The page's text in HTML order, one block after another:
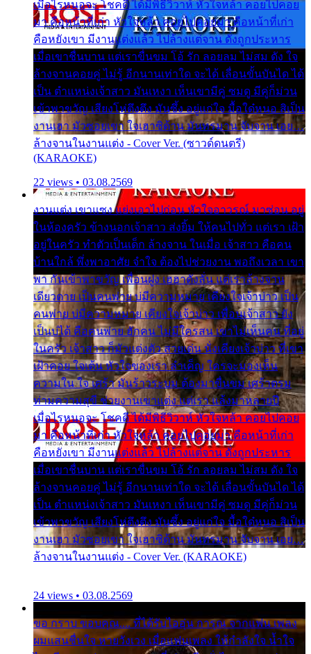
เมื่อไรหนอจะ โชคดี ได้มีพิธีวิวาห์ หัวใจหล้า คอยไปคอย
มา คือหน้าที่เก่า หัวใจหล้า คอยไปคอยมา คือหน้าที่เก่า
คือหยังเขา มีงานแต่งแล้ว ไปล้างแต่จาน ดั่งถูกประหาร
เมื่อเขาชื่นบาน แต่เราขื่นขม โอ้ รัก ลอยลม ไม่สม ดัง ใจ
ล้างจานคอยคู่ ไม่รู้ อีกนานเท่าใด จะได้ เลื่อนขั้นบันได ได้
เป็น ตำแหน่งเจ้าสาว มันเหงา เห็นเขามีคู่ ซมดู มีคู่ก็ม่วน
เข้าพาขวัญ เสียงโห่ตึงตึง มันซึ้ง อยู่แก่ใจ มื้อใด๋หนอ สิเป็น
งานเฮา มัวซอยเขา ใจเฮาซิด้าน มันทรมาน จับจาน เอย…
ล้างจานในงานแต่ง - Cover Ver. (ซาวด์ดนตรี)
(KARAOKE)
22 views • 03.08.2569
งานแต่ง เขาแซง แย่งเอาไปก่อน หัวใจอาวรณ์ มาซ่อน อยู่
ในห้องครัว ข้างนอกเจ้าสาว ส่งยิ้ม ให้คนไปทั่ว แต่เรา เฝ้า
อยู่ในครัว ทำตัวเป็นเด็ก ล้างจาน ในเมื่อ เจ้าสาว คือคน
บ้านใกล้ พึ่งพาอาศัย จำใจ ต้องไปช่วยงาน พอถึงเวลา เขา
พา กันเข้าพาขวัญ เพื่อนฝูง เฮฮาดังลั่น แต่เราล้างจาน
เดียวดาย เป็นคนพ่าย บ่มีความหมาย เคียงใจเจ้าบ่าว เป็น
คนพ่าย บ่มีความหมาย เคียงใจเจ้าบ่าว เพื่อนเจ้าสาว ยัง
เป็นบ่ได้ คือคนพ่าย ฮักคน ไม่มีใครสน เขาไม่เห็นคน ที่อยู่
ในครัว เจ้าสาว ก็มัวแต่งตัว สวยเด่น นั่งเคียงเจ้าบ่าว ที่เขา
เฝ้าคอย ใจเต้น หัวใจของเรา ลำเค็ญ ใครจะมองเห็น
ความใน ใจ เศร้า มันร้าวระบม ต้องมาขื่นขม เศร้าตรม
ท่ามความสุขี ช่วยงานเขาแต่ง แต่เรา แล้งมาหลายปี
เมื่อไรหนอจะ โชคดี ได้มีพิธีวิวาห์ หัวใจหล้า คอยไปคอย
มา คือหน้าที่เก่า หัวใจหล้า คอยไปคอยมา คือหน้าที่เก่า
คือหยังเขา มีงานแต่งแล้ว ไปล้างแต่จาน ดั่งถูกประหาร
เมื่อเขาชื่นบาน แต่เราขื่นขม โอ้ รัก ลอยลม ไม่สม ดัง ใจ
ล้างจานคอยคู่ ไม่รู้ อีกนานเท่าใด จะได้ เลื่อนขั้นบันได ได้
เป็น ตำแหน่งเจ้าสาว มันเหงา เห็นเขามีคู่ ซมดู มีคู่ก็ม่วน
เข้าพาขวัญ เสียงโห่ตึงตึง มันซึ้ง อยู่แก่ใจ มื้อใด๋หนอ สิเป็น
งานเฮา มัวซอยเขา ใจเฮาซิด้าน มันทรมาน จับจาน เอย…
ล้างจานในงานแต่ง - Cover Ver. (KARAOKE)
24 views • 03.08.2569
ขอ กราบ ขอบคุณ.... ที่ได้รับไออุ่น การุณ จากแฟน เพลง
ผมแสนชื่นใจ หายวังเวง เมื่อแฟนเพลง ให้กำลังใจ น้ำใจ